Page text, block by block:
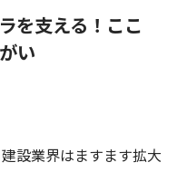
を支える！ここ
い
設業界はますます拡大